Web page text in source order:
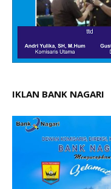
IKLAN BANK NAGARI